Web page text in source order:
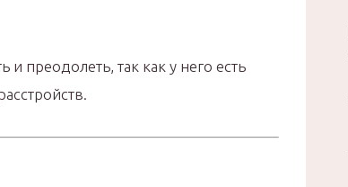
преодолеть, так как у него есть